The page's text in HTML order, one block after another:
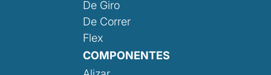
De Giro
De Correr
Flex
COMPONENTES